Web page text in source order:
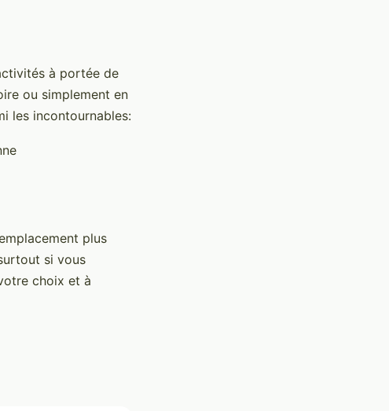
à portée de
ou simplement en
les incontournables:
plus
si vous
choix et à